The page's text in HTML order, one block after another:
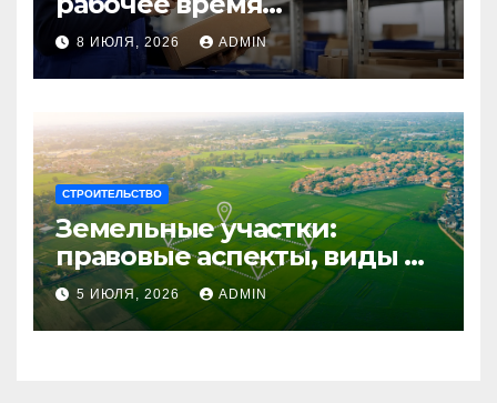
сотрудников: советы для
бизнеса
8 ИЮЛЯ, 2026 ADMIN
СТРОИТЕЛЬСТВО
Земельные участки:
правовые аспекты, виды и
возможности
использования
5 ИЮЛЯ, 2026 ADMIN